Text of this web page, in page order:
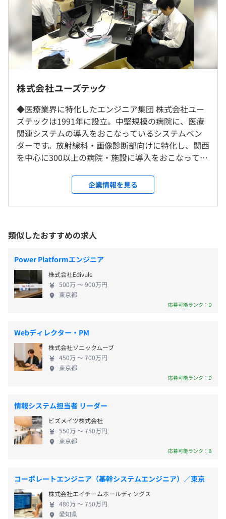
RISソリューション：放射線科に特化した情報管理のシス
テムです。
https://www.ustec.co.jp/service/ris
DICOM画像ソリューション
Reportソリューション
https://www.ustec.co.jp/service/report
検診ソリューション
など自社で開発したソリューション実績が多くあります。
社員が選んだマシンを会社が承認して購入。ただし、会社
が半額補助
主担当がPM的な役割を持って開発を進めていきます。
が可能です。
案件のほとんどが、すでにある当社のソリューションの改
造作業のため、医療系の割には手離れがよいです。
よく似た改造位は過去の改造を参考に開発できるので、開
東京事務所での勤務となります。
派遣はありません。
トラブル対応除き、客先への常駐もありません。
就業場所の変更範囲
＜雇入時＞
東京本社、または大阪オフィス
受動喫煙防止措置に関する事項
敷地内禁煙（喫煙場所あり）
※その他定額手当は、支給がある場合のみご記載くださ
い
9：00～18：00（休憩60分）
休憩時間：12:30～13:30（６０分）
・週休2日制
・年末年始休暇
・夏季休暇
・有給休暇
・慶弔休暇
通勤交通費
昇給査定：年1回
・健康保険
・厚生年金
無期雇用
株式会社ユーズテック
◆医療業界に特化したエンジニア集団 株式会社ユー
ズテックは1991年に設立。中堅規模の病院に、医療
関連システムの導入をおこなっているシステムベン
ダーです。放射線科・画像診断部向けに特化し、関西
を中心に300以上の病院・施設に導入をおこなってい
保守まで裁量権を持って取り組む「主担当制」で業
務にあたるのが特徴です。 当社のソリューションを
エンドユーザーにカスタマイズする仕事が主流とな
実績と信頼を得ており、ソフト・ハード・運用コン
サルティングから保守サポートまで専門SEが一貫し
て担当しています。開発者としてのスキルだけではな
く、ビジネススキル、マネジメントスキルなど、複
合的にスキルを身に着けられる開発環境で、エンジ
ニアとしての市場価値を上げていきませんか？
企業情報を見る
類似したおすすめの求人
Power Platformエンジニア
株式会社Edivule
500万 〜 900万円
東京都
応募可能ランク：D
Webディレクター・PM
株式会社ソニックムーブ
450万 〜 700万円
東京都
応募可能ランク：D
情報システム担当者 リーダー
ビズメイツ株式会社
550万 〜 750万円
東京都
応募可能ランク：B
コーポレートエンジニア（基幹システムエンジニア）／東京
株式会社エイチームホールディングス
480万 〜 750万円
愛知県